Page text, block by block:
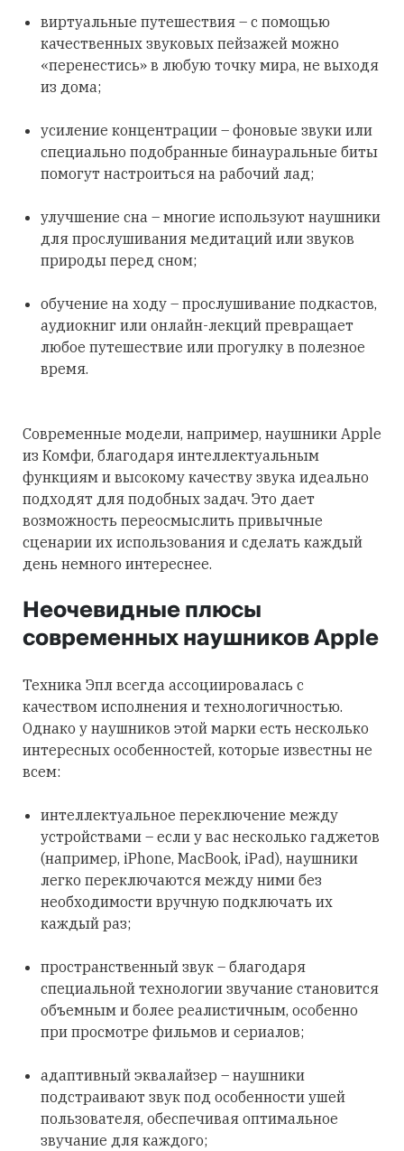
виртуальные путешествия – с помощью
качественных звуковых пейзажей можно
«перенестись» в любую точку мира, не выходя
из дома;
усиление концентрации – фоновые звуки или
специально подобранные бинауральные биты
помогут настроиться на рабочий лад;
улучшение сна – многие используют наушники
для прослушивания медитаций или звуков
природы перед сном;
обучение на ходу – прослушивание подкастов,
аудиокниг или онлайн-лекций превращает
любое путешествие или прогулку в полезное
время.
Современные модели, например, наушники Apple
из Комфи, благодаря интеллектуальным
функциям и высокому качеству звука идеально
подходят для подобных задач. Это дает
возможность переосмыслить привычные
сценарии их использования и сделать каждый
день немного интереснее.
Неочевидные плюсы
современных наушников Apple
Техника Эпл всегда ассоциировалась с
качеством исполнения и технологичностью.
Однако у наушников этой марки есть несколько
интересных особенностей, которые известны не
всем:
интеллектуальное переключение между
устройствами – если у вас несколько гаджетов
(например, iPhone, MacBook, iPad), наушники
легко переключаются между ними без
необходимости вручную подключать их
каждый раз;
пространственный звук – благодаря
специальной технологии звучание становится
объемным и более реалистичным, особенно
при просмотре фильмов и сериалов;
адаптивный эквалайзер – наушники
подстраивают звук под особенности ушей
пользователя, обеспечивая оптимальное
звучание для каждого;